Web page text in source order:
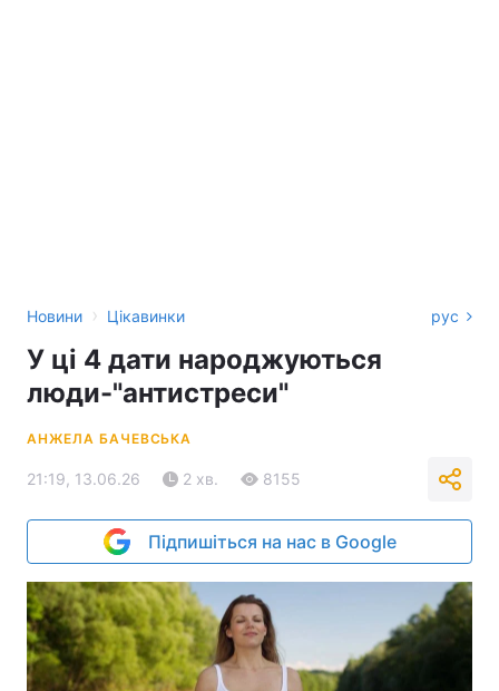
Новини › Цікавинки рус
У ці 4 дати народжуються
люди-"антистреси"
АНЖЕЛА БАЧЕВСЬКА
21:19, 13.06.26 2 хв. 8155
Підпишіться на нас в Google